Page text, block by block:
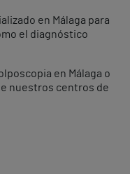
en Málaga para
el diagnóstico
en Málaga o
nuestros centros de